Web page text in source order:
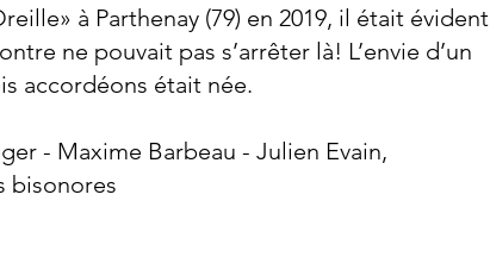
à Parthenay (79) en 2019, il était évident
ne pouvait pas s’arrêter là! L’envie d’un
accordéons était née.
- Maxime Barbeau - Julien Evain,
bisonores